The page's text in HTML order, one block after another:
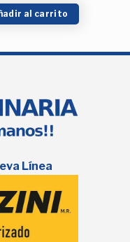
al carrito
Línea